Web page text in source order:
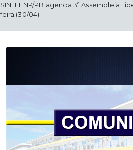
SINTEENP/PB agenda 3ª Assembleia
feira (30/04)